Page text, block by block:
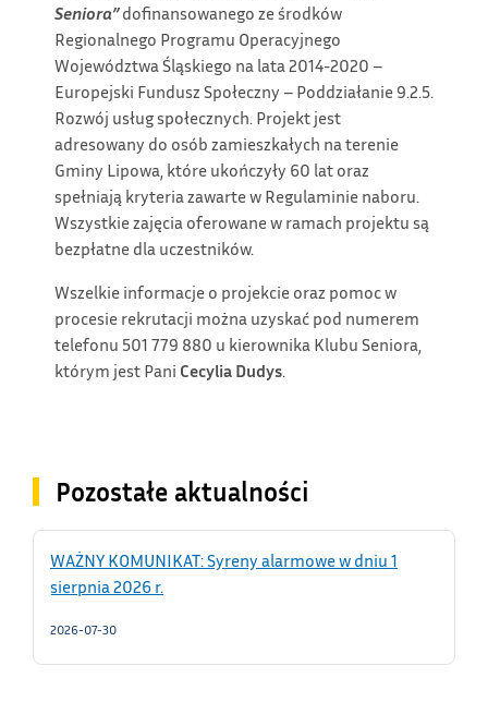
Seniora”dofinansowanego ze środków
Regionalnego Programu Operacyjnego
Województwa Śląskiego na lata 2014-2020 –
Europejski Fundusz Społeczny – Poddziałanie 9.2.5.
Rozwój usług społecznych. Projekt jest
adresowany do osób zamieszkałych na terenie
Gminy Lipowa, które ukończyły 60 lat oraz
spełniają kryteria zawarte w Regulaminie naboru.
Wszystkie zajęcia oferowane w ramach projektu są
bezpłatne dla uczestników.
Wszelkie informacje o projekcie oraz pomoc w
procesie rekrutacji można uzyskać pod numerem
telefonu 501 779 880 u kierownika Klubu Seniora,
którym jest Pani Cecylia Dudys.
Pozostałe aktualności
WAŻNY KOMUNIKAT: Syreny alarmowe w dniu 1
sierpnia 2026 r.
2026-07-30